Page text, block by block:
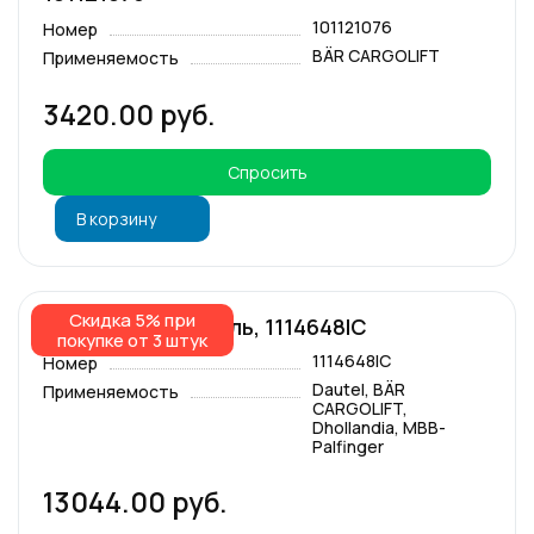
Номер
101121076
Применяемость
BÄR CARGOLIFT
3420.00 руб.
Спросить
В корзину
Скидка 5% при
покупке от 3 штук
Спиральный кабель, 1114648IC
Номер
1114648IC
Применяемость
Dautel, BÄR
CARGOLIFT,
Dhollandia, MBB-
Palfinger
13044.00 руб.